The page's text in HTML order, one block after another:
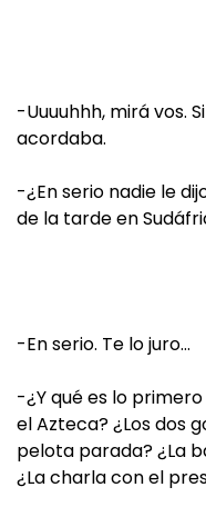
-Uuuuhhh, mirá vos.
acordaba.
-¿En serio nadie le
de la tarde en
-En serio. Te lo juro…
-¿Y qué es lo
el Azteca? ¿Los dos
pelota parada? ¿La
¿La charla con el